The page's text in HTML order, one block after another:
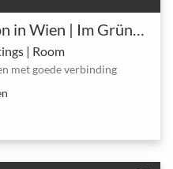
| Room
met goede verbinding